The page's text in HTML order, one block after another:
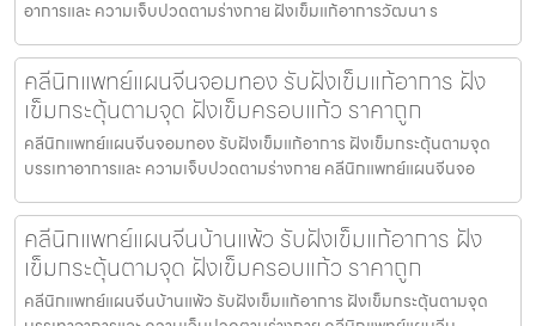
อาการและ ความเจ็บปวดตามร่างกาย ฝังเข็มแก้อาการวัฒนา ร
คลีนิกแพทย์แผนจีนจอมทอง รับฝังเข็มแก้อาการ ฝัง
เข็มกระตุ้นตามจุด ฝังเข็มครอบแก้ว ราคาถูก
คลีนิกแพทย์แผนจีนจอมทอง รับฝังเข็มแก้อาการ ฝังเข็มกระตุ้นตามจุด
บรรเทาอาการและ ความเจ็บปวดตามร่างกาย คลีนิกแพทย์แผนจีนจอ
คลีนิกแพทย์แผนจีนบ้านแพ้ว รับฝังเข็มแก้อาการ ฝัง
เข็มกระตุ้นตามจุด ฝังเข็มครอบแก้ว ราคาถูก
คลีนิกแพทย์แผนจีนบ้านแพ้ว รับฝังเข็มแก้อาการ ฝังเข็มกระตุ้นตามจุด